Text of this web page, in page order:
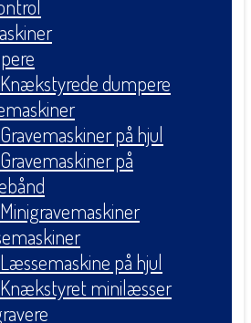
Knækstyrede dumpere
Gravemaskiner på hjul
Gravemaskiner på
Minigravemaskiner
Læssemaskine på hjul
Knækstyret minilæsser